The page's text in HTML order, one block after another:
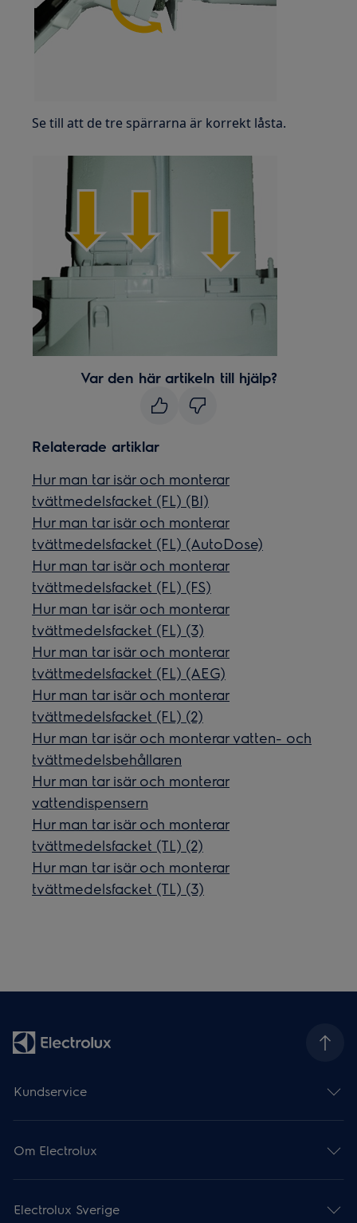
Se till att de tre spärrarna är korrekt låsta.
Var den här artikeln till hjälp?
Relaterade artiklar
Hur man tar isär och monterar
tvättmedelsfacket (FL) (BI)
Hur man tar isär och monterar
tvättmedelsfacket (FL) (AutoDose)
Hur man tar isär och monterar
tvättmedelsfacket (FL) (FS)
Hur man tar isär och monterar
tvättmedelsfacket (FL) (3)
Hur man tar isär och monterar
tvättmedelsfacket (FL) (AEG)
Hur man tar isär och monterar
tvättmedelsfacket (FL) (2)
Hur man tar isär och monterar vatten- och
tvättmedelsbehållaren
Hur man tar isär och monterar
vattendispensern
Hur man tar isär och monterar
tvättmedelsfacket (TL) (2)
Hur man tar isär och monterar
tvättmedelsfacket (TL) (3)
Kundservice
Om Electrolux
Electrolux Sverige